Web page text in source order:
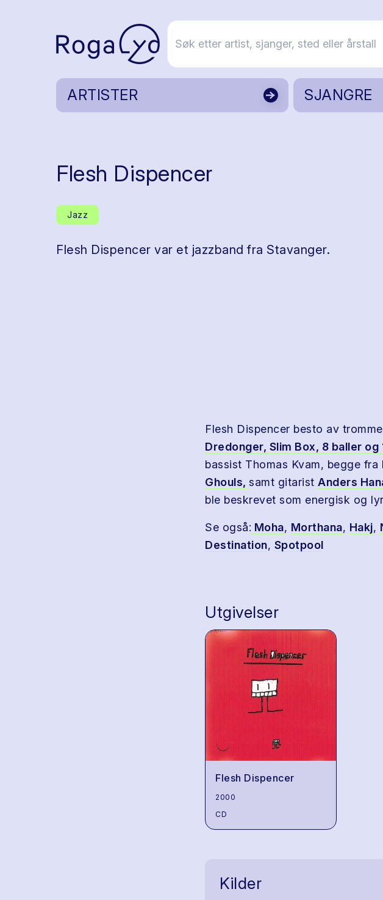
ARTISTER SJANGRE
Flesh Dispencer
Jazz
Flesh Dispencer var et jazzband fra Stavanger.
Flesh Dispencer besto av
Dredonger, Slim Box, 8 baller og
bassist Thomas Kvam, begge fra
Ghouls, samt gitarist Anders
ble beskrevet som energisk og
Se også: Moha, Morthana, Hakj,
Destination, Spotpool
Utgivelser
Flesh Dispencer
2000
CD
Kilder